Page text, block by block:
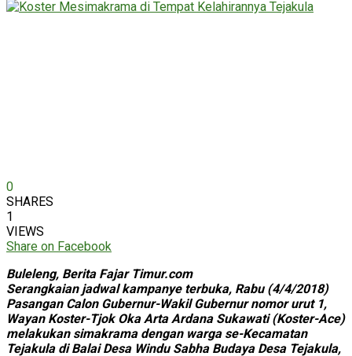
0
SHARES
1
VIEWS
Share on Facebook
Buleleng, Berita Fajar Timur.com
Serangkaian jadwal kampanye terbuka, Rabu (4/4/2018)
Pasangan Calon Gubernur-Wakil Gubernur nomor urut 1,
Wayan Koster-Tjok Oka Arta Ardana Sukawati (Koster-Ace)
melakukan simakrama dengan warga se-Kecamatan
Tejakula di Balai Desa Windu Sabha Budaya Desa Tejakula,